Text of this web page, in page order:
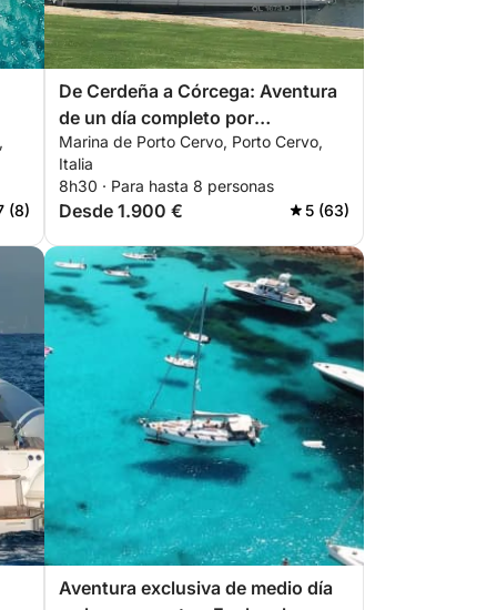
(8)
De Cerdeña a Córcega: Aventura
de un día completo por
Maddalena y Bonifacio
Marina de Porto Cervo, Porto Cervo,
Italia
8h30 · Para hasta 8 personas
Desde 1.900 € 5 (63)
Aventura exclusiva de medio día